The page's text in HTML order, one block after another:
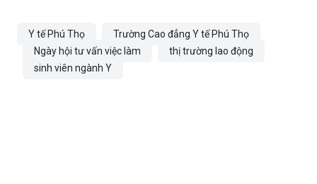
Y tế Phú Thọ
Trường Cao đẳng Y tế Phú Thọ
Ngày hội tư vấn việc làm
thị trường lao động
sinh viên ngành Y